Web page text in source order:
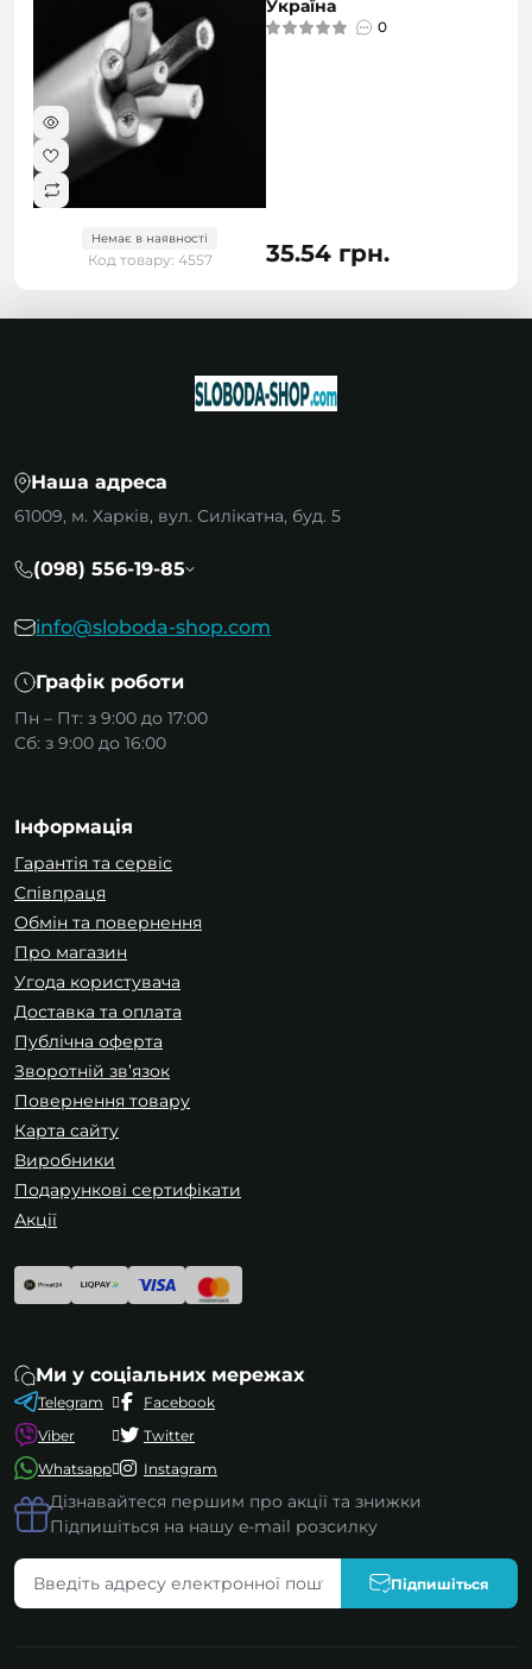
Немає в наявності
Код товару: 4557
Україна
0
35.54 грн.
Наша адреса
61009, м. Харків, вул. Силікатна, буд. 5
(098) 556-19-85
info@sloboda-shop.com
Графік роботи
Пн – Пт: з 9:00 до 17:00
Сб: з 9:00 до 16:00
Інформація
Гарантія та сервіс
Співпраця
Обмін та повернення
Про магазин
Угода користувача
Доставка та оплата
Публічна оферта
Зворотній зв’язок
Повернення товару
Карта сайту
Виробники
Подарункові сертифікати
Акції
Ми у соціальних мережах
Telegram
Viber
Whatsapp
Facebook
Twitter
Instagram
Дізнавайтеся першим про акції та знижки
Підпишіться на нашу e-mail розсилку
Підпишіться